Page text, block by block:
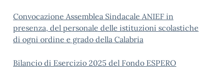
Convocazione Assemblea Sindacale ANIEF in
presenza, del personale delle istituzioni scolastiche
di ogni ordine e grado della Calabria
Bilancio di Esercizio 2025 del Fondo ESPERO